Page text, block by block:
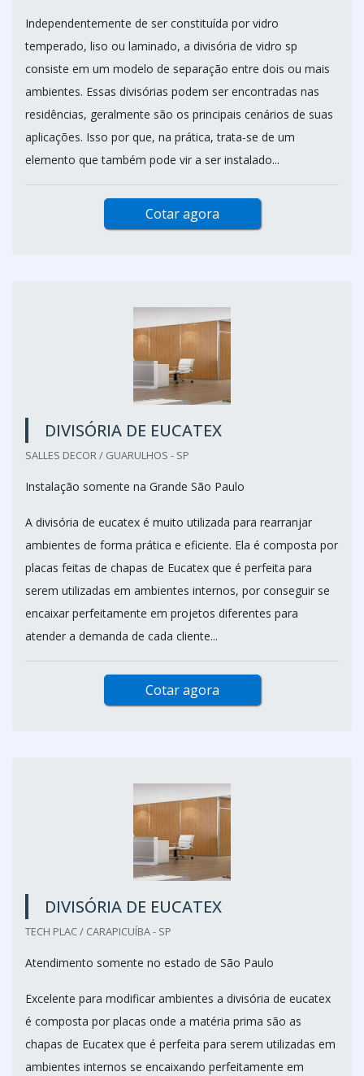
Independentemente de ser constituída por vidro
temperado, liso ou laminado, a divisória de vidro sp
consiste em um modelo de separação entre dois ou mais
ambientes. Essas divisórias podem ser encontradas nas
residências, geralmente são os principais cenários de suas
aplicações. Isso por que, na prática, trata-se de um
elemento que também pode vir a ser instalado...
Cotar agora
DIVISÓRIA DE EUCATEX
SALLES DECOR / GUARULHOS - SP
Instalação somente na Grande São Paulo
A divisória de eucatex é muito utilizada para rearranjar
ambientes de forma prática e eficiente. Ela é composta por
placas feitas de chapas de Eucatex que é perfeita para
serem utilizadas em ambientes internos, por conseguir se
encaixar perfeitamente em projetos diferentes para
atender a demanda de cada cliente...
Cotar agora
DIVISÓRIA DE EUCATEX
TECH PLAC / CARAPICUÍBA - SP
Atendimento somente no estado de São Paulo
Excelente para modificar ambientes a divisória de eucatex
é composta por placas onde a matéria prima são as
chapas de Eucatex que é perfeita para serem utilizadas em
ambientes internos se encaixando perfeitamente em